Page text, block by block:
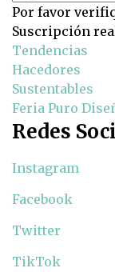
Por favor
Suscripción
Tendencias
Hacedores
Sustentables
Feria Puro
Redes
Instagram
Facebook
Twitter
TikTok